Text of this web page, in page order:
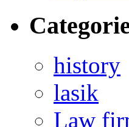
history
lasik
Law